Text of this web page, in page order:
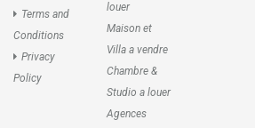
Terms and
Conditions
Privacy
Policy
louer
Maison et
Villa a vendre
Chambre &
Studio a louer
Agences